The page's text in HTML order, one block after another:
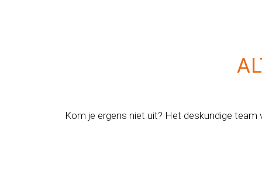
Kom je ergens niet uit? Het deskundige